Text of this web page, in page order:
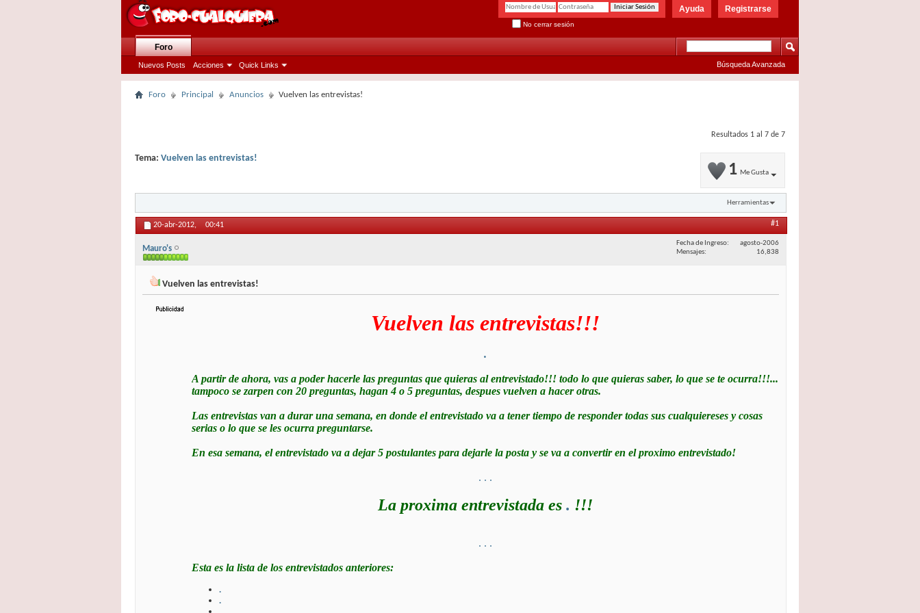
Registrarse
Ayuda
No cerrar sesión
Foro
Nuevos Posts Acciones Quick Links Búsqueda Avanzada
Foro Principal Anuncios Vuelven las entrevistas!
Resultados 1 al 7 de 7
1 Me Gusta
Tema: Vuelven las entrevistas!
Herramientas
20-abr-2012, 00:41 #1
Mauro's
Fecha de Ingreso
agosto-2006
Mensajes
16,838
Vuelven las entrevistas!
Vuelven las entrevistas!!!
.
A partir de ahora, vas a poder hacerle las preguntas que quieras al entrevistado!!! todo lo que quieras saber, lo que se te ocurra!!!...
tampoco se zarpen con 20 preguntas, hagan 4 o 5 preguntas, despues vuelven a hacer otras.
Las entrevistas van a durar una semana, en donde el entrevistado va a tener tiempo de responder todas sus cualquiereses y cosas
serias o lo que se les ocurra preguntarse.
En esa semana, el entrevistado va a dejar 5 postulantes para dejarle la posta y se va a convertir en el proximo entrevistado!
. . .
La proxima entrevistada es . !!!
. . .
Esta es la lista de los entrevistados anteriores:
.
.